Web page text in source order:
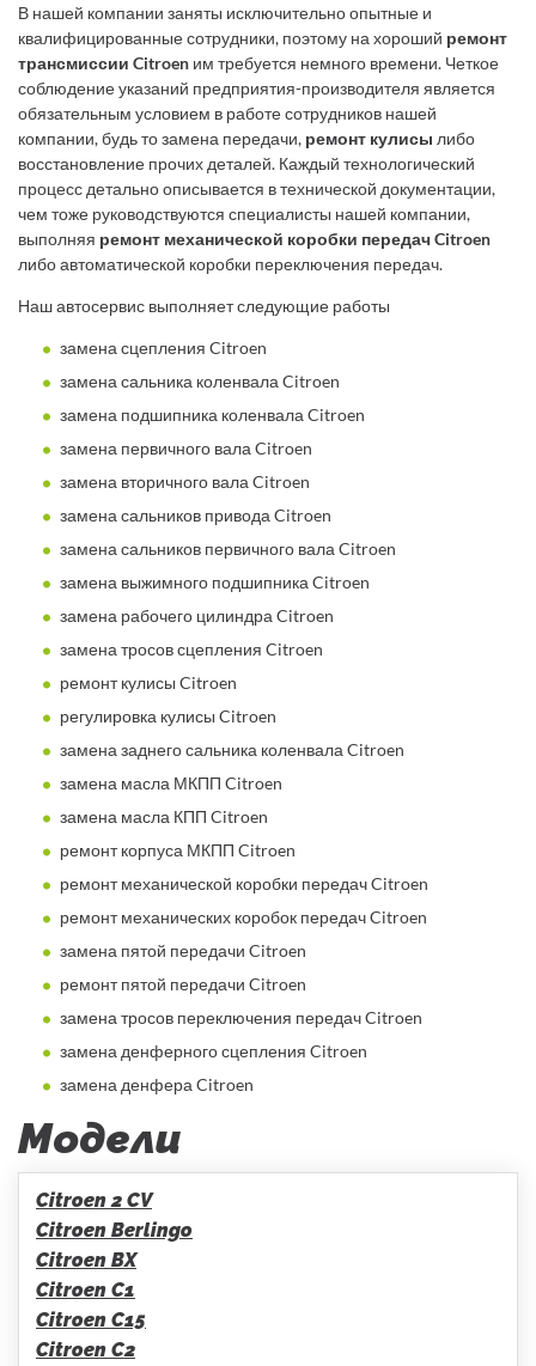
В нашей компании заняты исключительно опытные и
квалифицированные сотрудники, поэтому на хороший ремонт
трансмиссии Citroen им требуется немного времени. Четкое
соблюдение указаний предприятия-производителя является
обязательным условием в работе сотрудников нашей
компании, будь то замена передачи, ремонт кулисы либо
восстановление прочих деталей. Каждый технологический
процесс детально описывается в технической документации,
чем тоже руководствуются специалисты нашей компании,
выполняя ремонт механической коробки передач Citroen
либо автоматической коробки переключения передач.
Наш автосервис выполняет следующие работы
замена сцепления Citroen
замена сальника коленвала Citroen
замена подшипника коленвала Citroen
замена первичного вала Citroen
замена вторичного вала Citroen
замена сальников привода Citroen
замена сальников первичного вала Citroen
замена выжимного подшипника Citroen
замена рабочего цилиндра Citroen
замена тросов сцепления Citroen
ремонт кулисы Citroen
регулировка кулисы Citroen
замена заднего сальника коленвала Citroen
замена масла МКПП Citroen
замена масла КПП Citroen
ремонт корпуса МКПП Citroen
ремонт механической коробки передач Citroen
ремонт механических коробок передач Citroen
замена пятой передачи Citroen
ремонт пятой передачи Citroen
замена тросов переключения передач Citroen
замена денферного сцепления Citroen
замена денфера Citroen
Модели
Citroen 2 CV
Citroen Berlingo
Citroen BX
Citroen C1
Citroen C15
Citroen C2